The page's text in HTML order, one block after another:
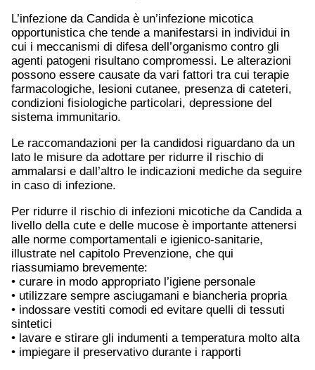
L’infezione da Candida è un’infezione micotica
opportunistica che tende a manifestarsi in individui in
cui i meccanismi di difesa dell’organismo contro gli
agenti patogeni risultano compromessi. Le alterazioni
possono essere causate da vari fattori tra cui terapie
farmacologiche, lesioni cutanee, presenza di cateteri,
condizioni fisiologiche particolari, depressione del
sistema immunitario.
Le raccomandazioni per la candidosi riguardano da un
lato le misure da adottare per ridurre il rischio di
ammalarsi e dall’altro le indicazioni mediche da seguire
in caso di infezione.
Per ridurre il rischio di infezioni micotiche da Candida a
livello della cute e delle mucose è importante attenersi
alle norme comportamentali e igienico-sanitarie,
illustrate nel capitolo Prevenzione, che qui
riassumiamo brevemente:
• curare in modo appropriato l’igiene personale
• utilizzare sempre asciugamani e biancheria propria
• indossare vestiti comodi ed evitare quelli di tessuti
sintetici
• lavare e stirare gli indumenti a temperatura molto alta
• impiegare il preservativo durante i rapporti